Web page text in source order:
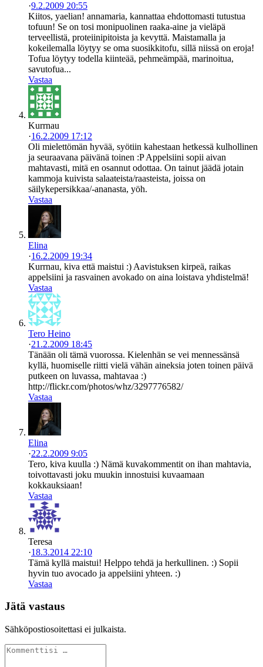
·9.2.2009 20:55
Kiitos, yaelian! annamaria, kannattaa ehdottomasti tutustua
tofuun! Se on tosi monipuolinen raaka-aine ja vieläpä
terveellistä, proteiinipitoista ja kevyttä. Maistamalla ja
kokeilemalla löytyy se oma suosikkitofu, sillä niissä on eroja!
Tofua löytyy todella kiinteää, pehmeämpää, marinoitua,
savutofua...
Vastaa
Kurrnau
·16.2.2009 17:12
Oli mielettömän hyvää, syötiin kahestaan hetkessä kulhollinen
ja seuraavana päivänä toinen :P Appelsiini sopii aivan
mahtavasti, mitä en osannut odottaa. On tainut jäädä jotain
kammoja kuivista salaateista/raasteista, joissa on
säilykepersikkaa/-ananasta, yöh.
Vastaa
Elina
·16.2.2009 19:34
Kurrnau, kiva että maistui :) Aavistuksen kirpeä, raikas
appelsiini ja rasvainen avokado on aina loistava yhdistelmä!
Vastaa
Tero Heino
·21.2.2009 18:45
Tänään oli tämä vuorossa. Kielenhän se vei mennessänsä
kyllä, huomiselle riitti vielä vähän aineksia joten toinen päivä
putkeen on luvassa, mahtavaa :)
http://flickr.com/photos/whz/3297776582/
Vastaa
Elina
·22.2.2009 9:05
Tero, kiva kuulla :) Nämä kuvakommentit on ihan mahtavia,
toivottavasti joku muukin innostuisi kuvaamaan
kokkauksiaan!
Vastaa
Teresa
·18.3.2014 22:10
Tämä kyllä maistui! Helppo tehdä ja herkullinen. :) Sopii
hyvin tuo avocado ja appelsiini yhteen. :)
Vastaa
Jätä vastaus
Sähköpostiosoitettasi ei julkaista.